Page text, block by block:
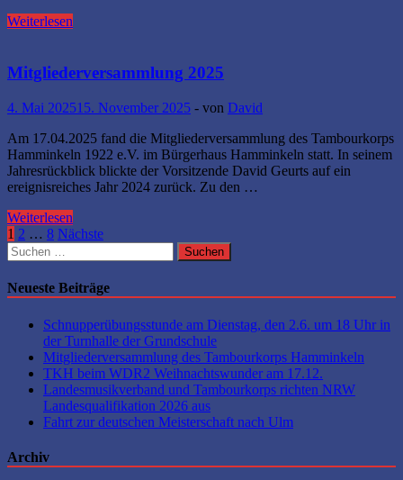
Fahrt
Meisterschaft
nach
Ulm
Weiterlesen
Mitgliederversammlung 2025
4. Mai 202515. November 2025 - von David
Am 17.04.2025 fand die Mitgliederversammlung des Tambourkorps
Hamminkeln 1922 e.V. im Bürgerhaus Hamminkeln statt. In seinem
Jahresrückblick blickte der Vorsitzende David Geurts auf ein
ereignisreiches Jahr 2024 zurück. Zu den …
Mitgliederversammlung
2025
Weiterlesen
Seitennummerierung
der
Beiträge
1 2 … 8 Nächste
Suchen
nach:
Neueste Beiträge
Schnupperübungsstunde am Dienstag, den 2.6. um 18 Uhr in
der Turnhalle der Grundschule
Mitgliederversammlung des Tambourkorps Hamminkeln
TKH beim WDR2 Weihnachtswunder am 17.12.
Landesmusikverband und Tambourkorps richten NRW
Landesqualifikation 2026 aus
Fahrt zur deutschen Meisterschaft nach Ulm
Archiv